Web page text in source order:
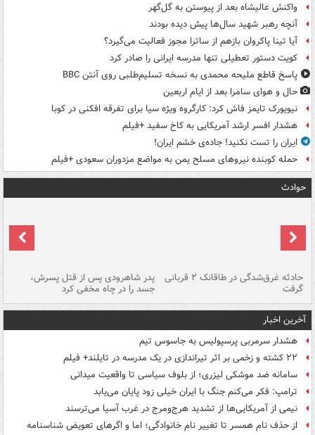
واکنش عالیشاه بعد از پیوستن به گل‌گهر
آنچه رهبر شهید سال‌ها پیش دیده بودند
آیا تینا پاکروان بازهم از ساترا مجوز فعالیت می‌گیرد؟
کویت دستور تعطیلی تنها مدرسه ایرانی را صادر کرد
پاسخ قاطع ملیحه محمدی به نسخه تسلیم‌طلبی روی آنتن BBC
حال و هوای سامرا بعد از ایام اربعین
نیویورک تایمز فاش کرد: کارگروه ویژه سیا برای تفرقه افکنی در کوبا
هشدار افسر ارشد آمریکایی به کاخ سفید +فیلم
ایران را تست نکنید! جاده‌ی خشم ایران!
حمله کوبنده نیروهای مسلح یمن به مواضع مزدوران سعودی +فیلم
حوادث
حادثه غرق‌شدگی در طاقانک ۲ قربانی
گرفت
پدر شاهرودی پس از قتل پسرش،
جسد را در چاه مخفی کرد
آخرین اخبار
هشدار سرمربی پرسپولیس به جاسوس تیم
۲۲ کشته و زخمی بر اثر تیراندازی در یک مدرسه در تایلند+ فیلم
سامانه ضد موشکی لیزری؛ از بلوف سیاسی تا واقعیت میدانی
ترامپ: فکر می‌کنم جنگ با ایران خیلی زود پایان می‌یابد
نیمی از آمریکایی‌ها از تشدید هرج‌ومرج در غرب آسیا می‌ترسند
از حذف نام همسر تا تغییر نام خانوادگی؛ اما و اگرهای تعویض شناسنامه